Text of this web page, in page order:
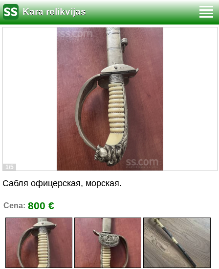
Kara relikvijas
1/5
Сабля офицерская, морская.
Cena: 800 €